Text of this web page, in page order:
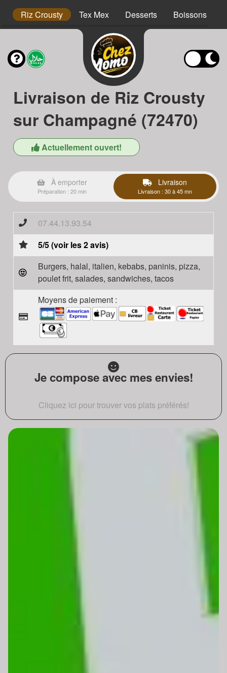
Riz Crousty Tex Mex Desserts Boissons
Livraison de Riz Crousty
sur Champagné (72470)
Actuellement ouvert!
À emporter
Préparation : 20 min
Livraison
Livraison : 30 à 45 mn
07.44.13.93.54
5/5 (voir les 2 avis)
Burgers, halal, italien, kebabs, paninis, pizza,
poulet frit, salades, sandwiches, tacos
Moyens de paiement :
Je compose avec mes envies!
Cliquez ici pour trouver vos plats préférés!